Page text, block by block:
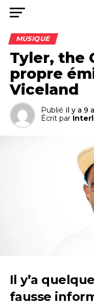
MUSIQUE
Tyler, the
propre
Viceland
Publié il y a 9
Écrit par
Il y’a
fausse